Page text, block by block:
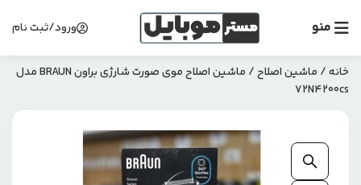
منو ورود/ثبت نام
خانه/ ماشین اصلاح
/ ماشین اصلاح موی صورت شارژی براون BRAUN مدل
72N4200cs
بزرگنمایی محصول